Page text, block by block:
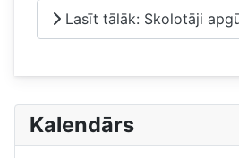
Lasīt tālāk: Skolotāji
Kalendārs